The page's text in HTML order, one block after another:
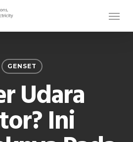
Menu
GENSET
Udara
Ini